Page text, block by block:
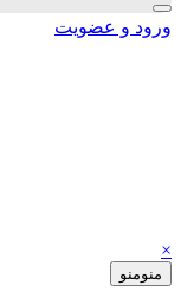
ورود و عضویت
×
منومنو